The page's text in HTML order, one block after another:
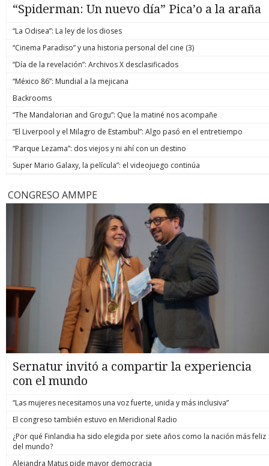
“Spiderman: Un nuevo día” Pica’o a la araña
“La Odisea”: La ley de los dioses
“Cinema Paradiso” y una historia personal del cine (3)
“Día de la revelación”: Archivos X desclasificados
“México 86”: Mundial a la mejicana
Backrooms
“The Mandalorian and Grogu”: Que la matiné nos acompañe
“El Liverpool y el Milagro de Estambul”: Algo pasó en el entretiempo
“Parque Lezama”: dos viejos y ni ahí con un destino
Super Mario Galaxy, la película”: el videojuego continúa
CONGRESO AMMPE
Sernatur invitó a compartir la experiencia
con el mundo
“Las mujeres necesitamos una voz fuerte, unida y más inclusiva”
El congreso también estuvo en Meridional Radio
¿Por qué Finlandia ha sido elegida por siete años como la nación más feliz
del mundo?
Alejandra Matus pide mayor democracia